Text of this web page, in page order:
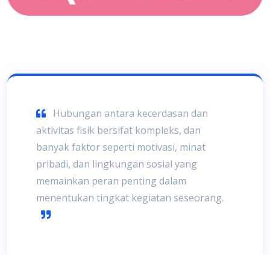
Hubungan antara kecerdasan dan
aktivitas fisik bersifat kompleks, dan
banyak faktor seperti motivasi, minat
pribadi, dan lingkungan sosial yang
memainkan peran penting dalam
menentukan tingkat kegiatan seseorang.